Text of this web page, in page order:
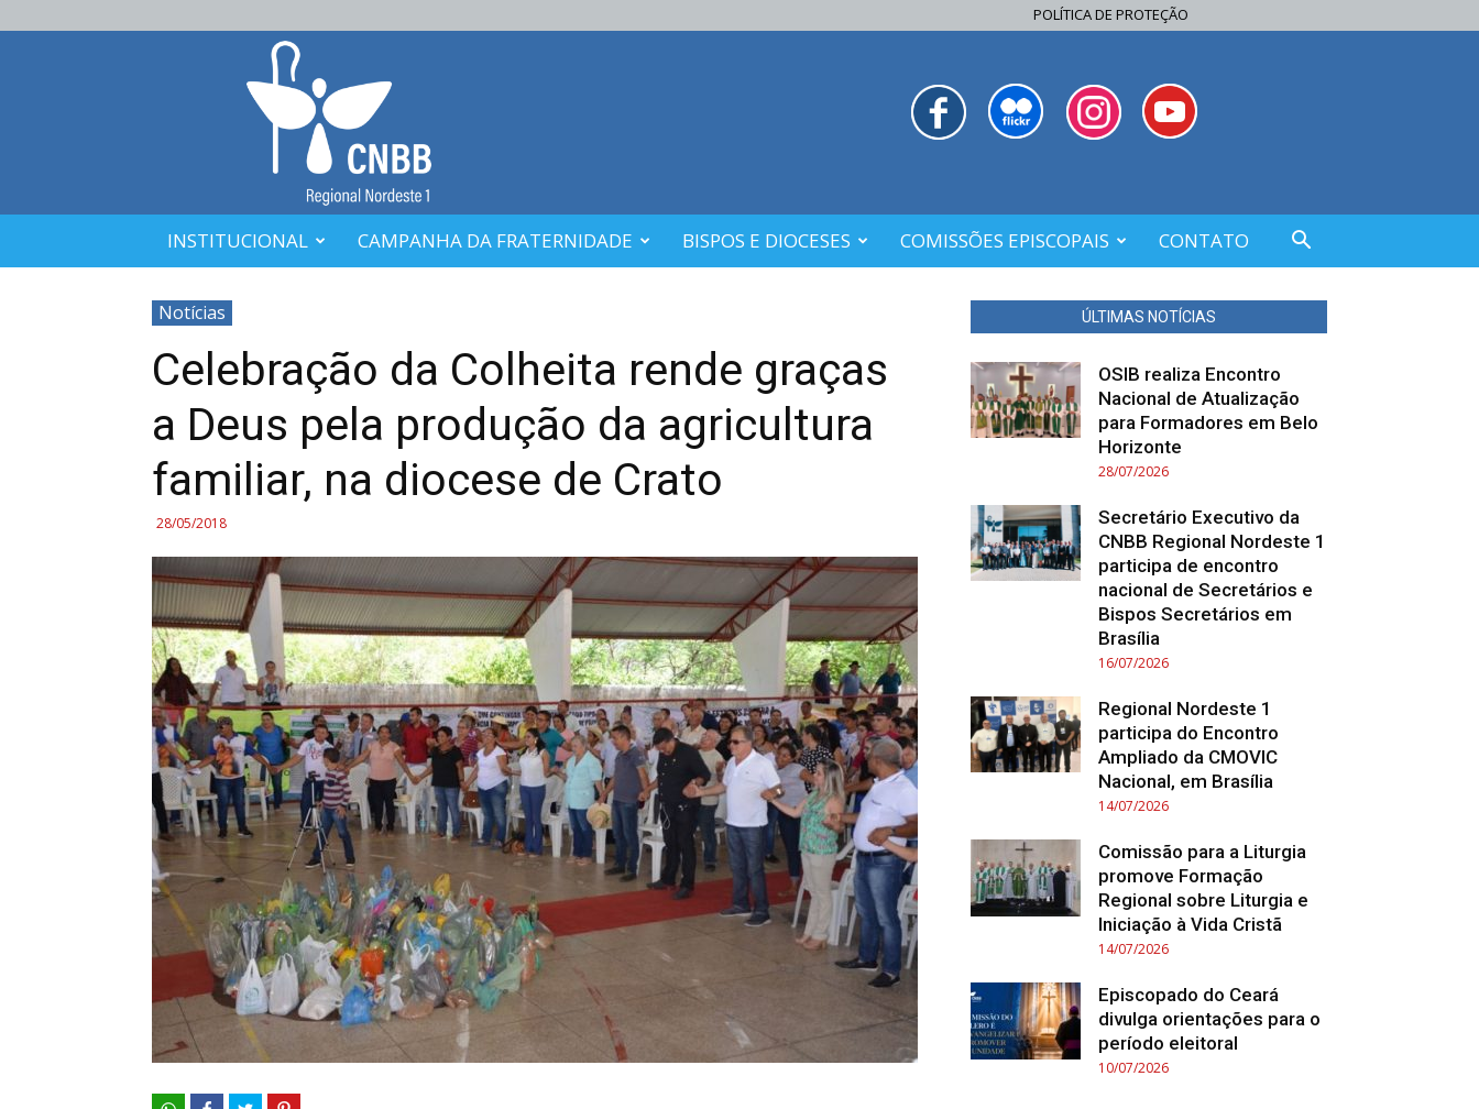
POLÍTICA DE PROTEÇÃO
Nordeste
INSTITUCIONAL CAMPANHA DA FRATERNIDADE BISPOS E DIOCESES COMISSÕES EPISCOPAIS CONTATO
Notícias
Celebração da Colheita rende graças
a Deus pela produção da agricultura
familiar, na diocese de Crato
28/05/2018
ÚLTIMAS NOTÍCIAS
OSIB realiza Encontro
Nacional de Atualização
para Formadores em Belo
Horizonte
28/07/2026
Secretário Executivo da
CNBB Regional Nordeste 1
participa de encontro
nacional de Secretários e
Bispos Secretários em
Brasília
16/07/2026
Regional Nordeste 1
participa do Encontro
Ampliado da CMOVIC
Nacional, em Brasília
14/07/2026
Comissão para a Liturgia
promove Formação
Regional sobre Liturgia e
Iniciação à Vida Cristã
14/07/2026
Episcopado do Ceará
divulga orientações para o
período eleitoral
10/07/2026